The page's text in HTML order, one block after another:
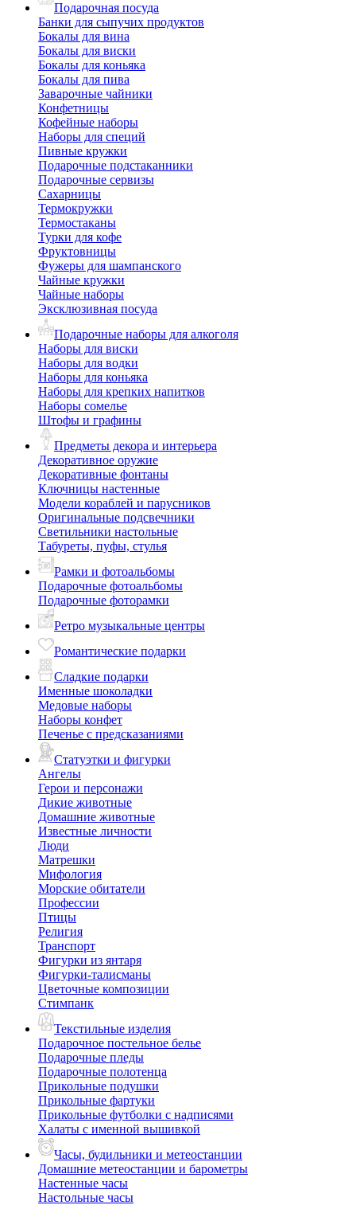
Подарочная посуда
Банки для сыпучих продуктов
Бокалы для вина
Бокалы для виски
Бокалы для коньяка
Бокалы для пива
Заварочные чайники
Конфетницы
Кофейные наборы
Наборы для специй
Пивные кружки
Подарочные подстаканники
Подарочные сервизы
Сахарницы
Термокружки
Термостаканы
Турки для кофе
Фруктовницы
Фужеры для шампанского
Чайные кружки
Чайные наборы
Эксклюзивная посуда
Подарочные наборы для алкоголя
Наборы для виски
Наборы для водки
Наборы для коньяка
Наборы для крепких напитков
Наборы сомелье
Штофы и графины
Предметы декора и интерьера
Декоративное оружие
Декоративные фонтаны
Ключницы настенные
Модели кораблей и парусников
Оригинальные подсвечники
Светильники настольные
Табуреты, пуфы, стулья
Рамки и фотоальбомы
Подарочные фотоальбомы
Подарочные фоторамки
Ретро музыкальные центры
Романтические подарки
Сладкие подарки
Именные шоколадки
Медовые наборы
Наборы конфет
Печенье с предсказаниями
Статуэтки и фигурки
Ангелы
Герои и персонажи
Дикие животные
Домашние животные
Известные личности
Люди
Матрешки
Мифология
Морские обитатели
Профессии
Птицы
Религия
Транспорт
Фигурки из янтаря
Фигурки-талисманы
Цветочные композиции
Стимпанк
Текстильные изделия
Подарочное постельное белье
Подарочные пледы
Подарочные полотенца
Прикольные подушки
Прикольные фартуки
Прикольные футболки с надписями
Халаты с именной вышивкой
Часы, будильники и метеостанции
Домашние метеостанции и барометры
Настенные часы
Настольные часы